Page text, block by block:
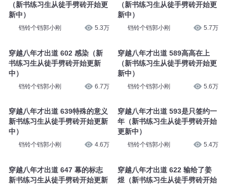
（新书练习生从徒手劈砖开始更
新中）
铛铃个铛郭小刚 5.3万
穿越八年才出道 602 感染（新
书练习生从徒手劈砖开始更新
中）
铛铃个铛郭小刚 6.7万
穿越八年才出道 639特殊的意义
新书练习生从徒手劈砖开始更新
中）
铛铃个铛郭小刚 4.6万
穿越八年才出道 647 幕的标志
新书练习生从徒手劈砖开始更新
（新书练习生从徒手劈砖开始更
新中）
铛铃个铛郭小刚 5.7万
穿越八年才出道 589高高在上
（新书练习生从徒手劈砖开始更
新中）
铛铃个铛郭小刚 5.6万
穿越八年才出道 593是只签约一
年（新书练习生从徒手劈砖开始
更新中）
铛铃个铛郭小刚 5.4万
穿越八年才出道 622 输给了姜
煜（新书练习生从徒手劈砖开始